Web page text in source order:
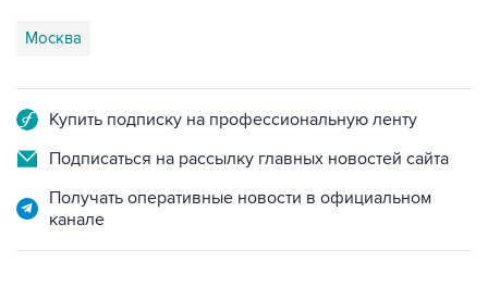
Москва
Купить подписку на профессиональную ленту
Подписаться на рассылку главных новостей сайта
Получать оперативные новости в официальном
канале